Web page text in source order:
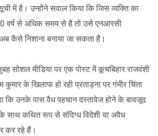
में है। उन्होंने सवाल किया कि जिस व्यक्ति का
वर्ष से अधिक समय से है तो उसे एनआरसी
कैसे निशाना बनाया जा सकता है।
सोशल मीडिया पर एक पोस्ट में कूचबिहार राजवंशी
के खिलाफ हो रही प्रताड़ना पर गंभीर चिंता
कि उनके पास वैध पहचान दस्तावेज होने के बावजूद
साथ कथित रूप से संदिग्ध विदेशी या अवैध
कर रहे हैं।